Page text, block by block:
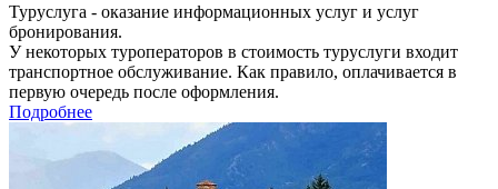
Туруслуга - оказание информационных услуг и услуг
бронирования.
У некоторых туроператоров в стоимость туруслуги входит
транспортное обслуживание. Как правило, оплачивается в
первую очередь после оформления.
Подробнее